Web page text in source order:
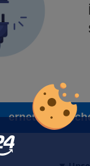
erneut